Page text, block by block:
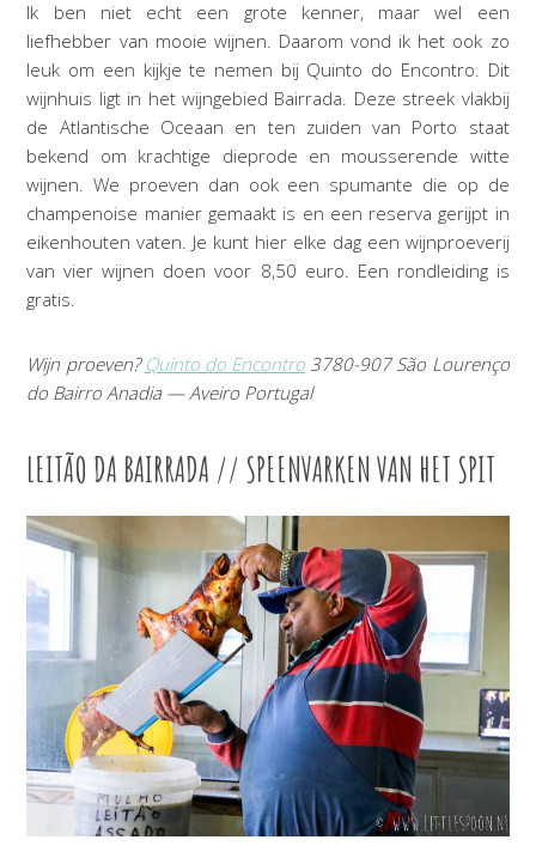
Ik ben niet echt een grote kenner, maar wel een
liefhebber van mooie wijnen. Daarom vond ik het ook zo
leuk om een kijkje te nemen bij Quinto do Encontro. Dit
wijnhuis ligt in het wijngebied Bairrada. Deze streek vlakbij
de Atlantische Oceaan en ten zuiden van Porto staat
bekend om krachtige dieprode en mousserende witte
wijnen. We proeven dan ook een spumante die op de
champenoise manier gemaakt is en een reserva gerijpt in
eikenhouten vaten. Je kunt hier elke dag een wijnproeverij
van vier wijnen doen voor 8,50 euro. Een rondleiding is
gratis.
Wijn proeven? Quinto do Encontro 3780-907 São Lourenço
do Bairro Anadia — Aveiro Portugal
LEITÃO DA BAIRRADA // SPEENVARKEN VAN HET SPIT